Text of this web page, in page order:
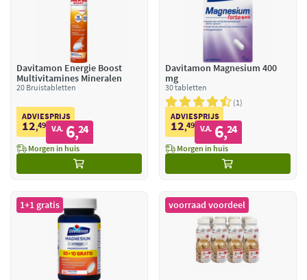
Davitamon Energie Boost
Multivitamines Mineralen
20 Bruistabletten
ADVIESPRIJS
12,49 V.A. 6,24
Morgen in huis
Davitamon Magnesium 400
mg
30 tabletten
1
ADVIESPRIJS
12,49 V.A. 6,24
Morgen in huis
1+1 gratis voorraad voordeel